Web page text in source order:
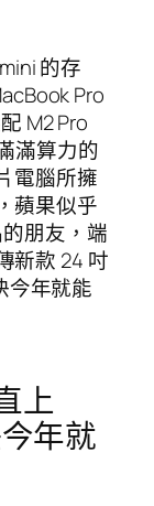
的存
Pro
M2 Pro
滿算力的
電腦所擁
蘋果似乎
朋友，端
新款 24 吋
今年就能
上
年就